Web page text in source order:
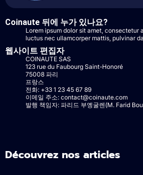
Coinaute 뒤에 누가 있나요?
Lorem ipsum dolor sit amet, consectetur
luctus nec ullamcorper mattis, pulvinar
웹사이트 편집자
COINAUTE SAS
123 rue du Faubourg Saint-Honoré
75008 파리
프랑스
전화: +33 1 23 45 67 89
이메일 주소: contact@coinaute.com
발행 책임자: 파리드 부옝굴렌(M. Farid
Découvrez nos articles